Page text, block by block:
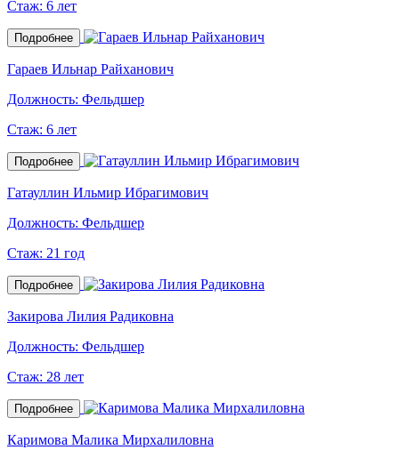
Стаж: 6 лет
Подробнее
Гараев Ильнар Райханович
Должность: Фельдшер
Стаж: 6 лет
Подробнее
Гатауллин Ильмир Ибрагимович
Должность: Фельдшер
Стаж: 21 год
Подробнее
Закирова Лилия Радиковна
Должность: Фельдшер
Стаж: 28 лет
Подробнее
Каримова Малика Мирхалиловна